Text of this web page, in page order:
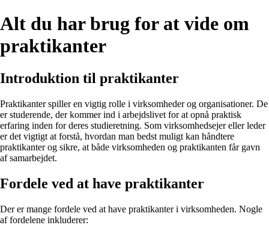
Alt du har brug for at vide om
praktikanter
Introduktion til praktikanter
Praktikanter spiller en vigtig rolle i virksomheder og organisationer. De
er studerende, der kommer ind i arbejdslivet for at opnå praktisk
erfaring inden for deres studieretning. Som virksomhedsejer eller leder
er det vigtigt at forstå, hvordan man bedst muligt kan håndtere
praktikanter og sikre, at både virksomheden og praktikanten får gavn
af samarbejdet.
Fordele ved at have praktikanter
Der er mange fordele ved at have praktikanter i virksomheden. Nogle
af fordelene inkluderer: